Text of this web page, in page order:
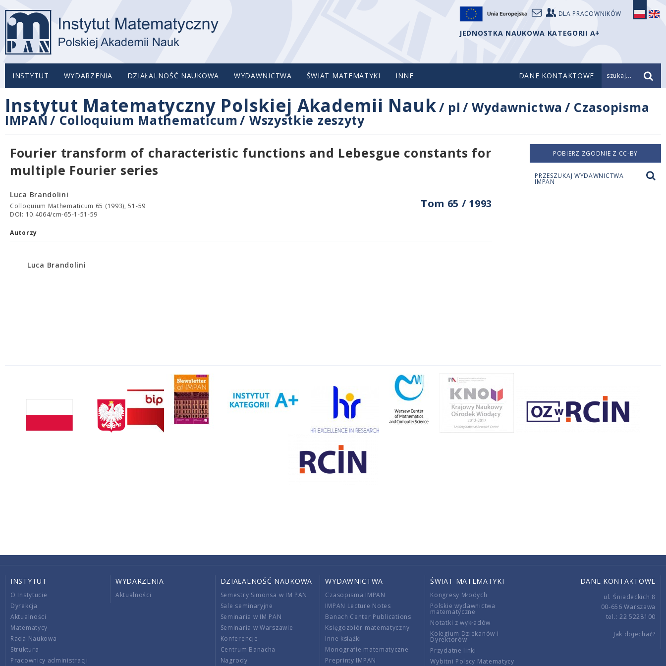
DLA PRACOWNIKÓW
JEDNOSTKA NAUKOWA KATEGORII A+
INSTYTUT WYDARZENIA DZIAŁALNOŚĆ NAUKOWA WYDAWNICTWA ŚWIAT MATEMATYKI INNE DANE KONTAKTOWE szukaj...
Instytut Matematyczny Polskiej Akademii Nauk/ pl /Wydawnictwa / Czasopisma
IMPAN / Colloquium Mathematicum/ Wszystkie zeszyty
Fourier transform of characteristic functions and Lebesgue constants for
multiple Fourier series
Tom 65 / 1993
Luca Brandolini
Colloquium Mathematicum 65 (1993), 51-59
DOI: 10.4064/cm-65-1-51-59
Autorzy
Luca Brandolini
POBIERZ ZGODNIE Z CC-BY
PRZESZUKAJ WYDAWNICTWA
IMPAN
INSTYTUT
O Instytucie
Dyrekcja
Aktualności
Matematycy
Rada Naukowa
Struktura
Pracownicy administracji
WYDARZENIA
Aktualności
DZIAŁALNOŚĆ NAUKOWA
Semestry Simonsa w IM PAN
Sale seminaryjne
Seminaria w IM PAN
Seminaria w Warszawie
Konferencje
Centrum Banacha
Nagrody
WYDAWNICTWA
Czasopisma IMPAN
IMPAN Lecture Notes
Banach Center Publications
Księgozbiór matematyczny
Inne książki
Monografie matematyczne
Preprinty IMPAN
ŚWIAT MATEMATYKI
Kongresy Młodych
Polskie wydawnictwa
matematyczne
Notatki z wykładów
Kolegium Dziekanów i
Dyrektorów
Przydatne linki
Wybitni Polscy Matematycy
DANE KONTAKTOWE
ul. Śniadeckich 8
00-656 Warszawa
tel.: 22 5228100
Jak dojechać?